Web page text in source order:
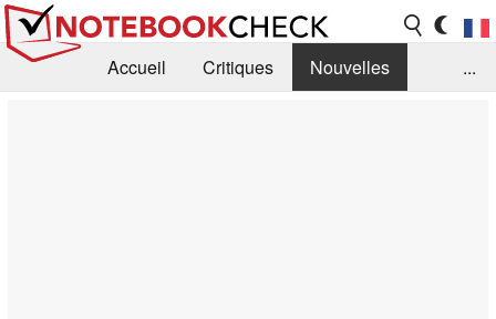
Accueil Critiques
Nouvelles
...